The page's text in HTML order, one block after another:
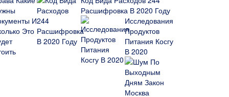
Расшифровка В 2020 Году
Исследования
Продуктов
Питания Косгу
В 2020